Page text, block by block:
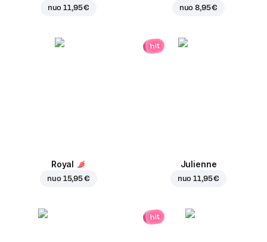
nuo11,95 € nuo8,95 €
Royal
nuo 15,95 €
hit
Julienne
nuo11,95 €
hit